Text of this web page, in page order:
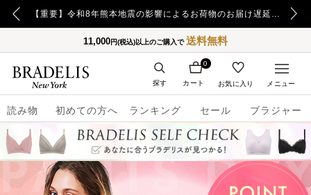
【重要】令和8年熊本地震の影響によるお荷物のお届け遅延について
11,000円(税込)以上のご購入で送料無料
読み物 初めての方へ ランキング セール ブラジャー
カート
0
お気に入り
探す メニュー